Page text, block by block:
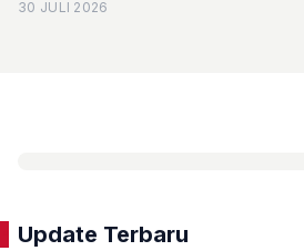
30 JULI 2026
Update Terbaru